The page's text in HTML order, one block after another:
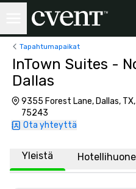
Tapahtumapaikat
InTown Suites -
Dallas
9355 Forest Lane, Dallas,
75243
Ota yhteyttä
Yleistä